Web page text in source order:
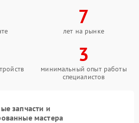
7
лет на рынке
3
минимальный опыт работы
специалистов
запчасти и
мастера